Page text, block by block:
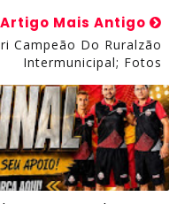
Artigo Mais Antigo
Campeão Do Ruralzão
Intermunicipal; Fotos